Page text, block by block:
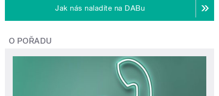
Jak nás naladíte na DABu
O POŘADU